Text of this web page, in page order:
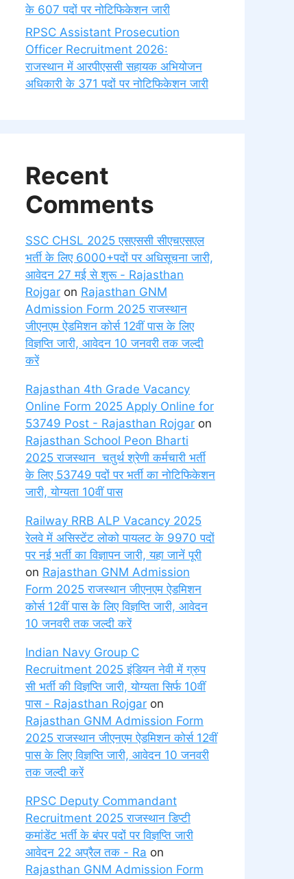
के 607 पदों पर नोटिफिकेशन जारी
RPSC Assistant Prosecution
Officer Recruitment 2026:
राजस्थान में आरपीएससी सहायक अभियोजन
अधिकारी के 371 पदों पर नोटिफिकेशन जारी
Recent
Comments
SSC CHSL 2025 एसएससी सीएचएसएल
भर्ती के लिए 6000+पदों पर अधिसूचना जारी,
आवेदन 27 मई से शुरू - Rajasthan
Rojgar on Rajasthan GNM
Admission Form 2025 राजस्थान
जीएनएम ऐडमिशन कोर्स 12वीं पास के लिए
विज्ञप्ति जारी, आवेदन 10 जनवरी तक जल्दी
करें
Rajasthan 4th Grade Vacancy
Online Form 2025 Apply Online for
53749 Post - Rajasthan Rojgar on
Rajasthan School Peon Bharti
2025 राजस्थान चतुर्थ श्रेणी कर्मचारी भर्ती
के लिए 53749 पदों पर भर्ती का नोटिफिकेशन
जारी, योग्यता 10वीं पास
Railway RRB ALP Vacancy 2025
रेलवे में असिस्टेंट लोको पायलट के 9970 पदों
पर नई भर्ती का विज्ञापन जारी, यहा जानें पूरी
on Rajasthan GNM Admission
Form 2025 राजस्थान जीएनएम ऐडमिशन
कोर्स 12वीं पास के लिए विज्ञप्ति जारी, आवेदन
10 जनवरी तक जल्दी करें
Indian Navy Group C
Recruitment 2025 इंडियन नेवी में ग्रुप
सी भर्ती की विज्ञप्ति जारी, योग्यता सिर्फ 10वीं
पास - Rajasthan Rojgar on
Rajasthan GNM Admission Form
2025 राजस्थान जीएनएम ऐडमिशन कोर्स 12वीं
पास के लिए विज्ञप्ति जारी, आवेदन 10 जनवरी
तक जल्दी करें
RPSC Deputy Commandant
Recruitment 2025 राजस्थान डिप्टी
कमांडेंट भर्ती के बंपर पदों पर विज्ञप्ति जारी
आवेदन 22 अप्रैल तक - Ra on
Rajasthan GNM Admission Form